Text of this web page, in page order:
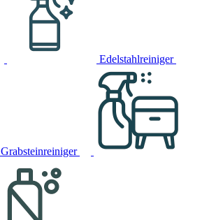
Edelstahlreiniger
Grabsteinreiniger